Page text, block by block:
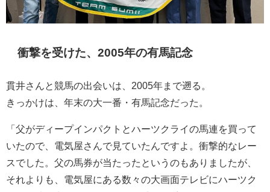
衝撃を受けた、2005年の有馬記念
貫井さんと競馬の出会いは、2005年まで遡る。
きっかけは、年末の大一番・有馬記念だった。
「父がディープインパクトとハーツクライの馬連を買って
いたので、電気屋さんで見ていたんですよ。衝撃的なレー
スでした。父の馬券が当たったというのもありましたが、
それよりも、電気屋にある数々の大画面テレビにハーツク